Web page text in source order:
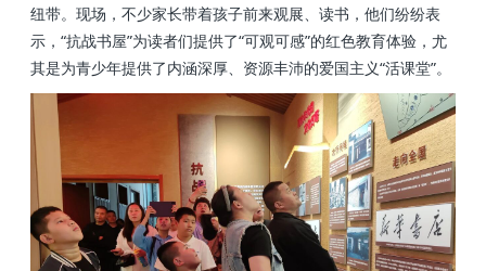
纽带。现场，不少家长带着孩子前来观展、读书，他们纷纷表
示，“抗战书屋”为读者们提供了“可观可感”的红色教育体验，尤
其是为青少年提供了内涵深厚、资源丰沛的爱国主义“活课堂”。